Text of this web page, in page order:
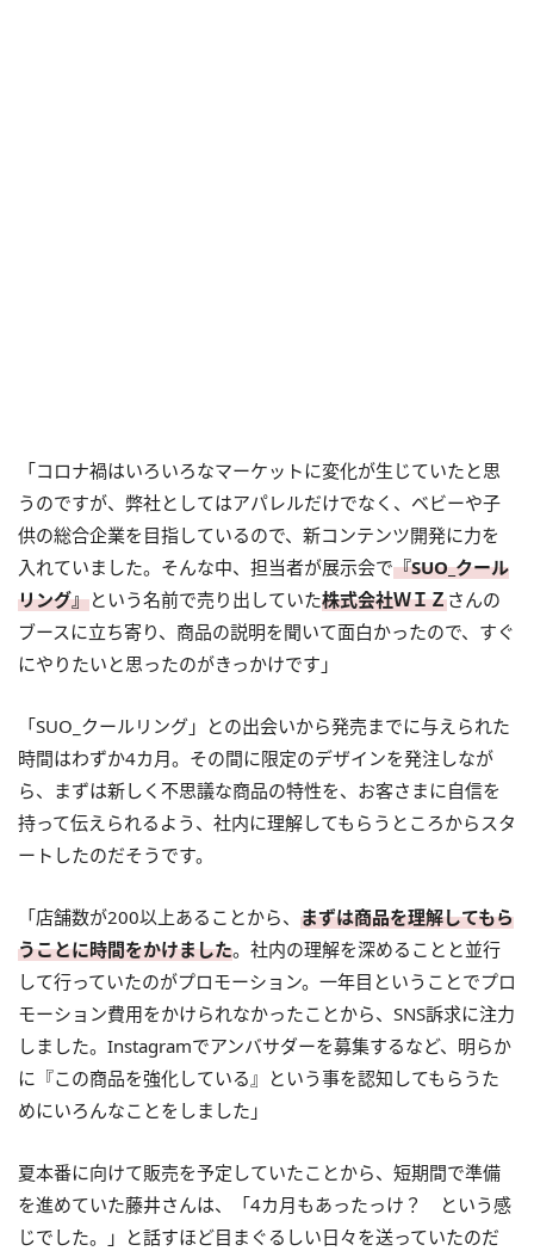
「コロナ禍はいろいろなマーケットに変化が生じていたと思
うのですが、弊社としてはアパレルだけでなく、ベビーや子
供の総合企業を目指しているので、新コンテンツ開発に力を
入れていました。そんな中、担当者が展示会で『SUO_クール
リング』という名前で売り出していた株式会社ＷＩＺさんの
ブースに立ち寄り、商品の説明を聞いて面白かったので、すぐ
にやりたいと思ったのがきっかけです」
「SUO_クールリング」との出会いから発売までに与えられた
時間はわずか4カ月。その間に限定のデザインを発注しなが
ら、まずは新しく不思議な商品の特性を、お客さまに自信を
持って伝えられるよう、社内に理解してもらうところからスタ
ートしたのだそうです。
「店舗数が200以上あることから、 まずは商品を理解してもら
うことに時間をかけました。社内の理解を深めることと並行
して行っていたのがプロモーション。一年目ということでプロ
モーション費用をかけられなかったことから、SNS訴求に注力
しました。Instagramでアンバサダーを募集するなど、明らか
に『この商品を強化している』という事を認知してもらうた
めにいろんなことをしました」
夏本番に向けて販売を予定していたことから、短期間で準備
を進めていた藤井さんは、「4カ月もあったっけ？ という感
じでした。」と話すほど目まぐるしい日々を送っていたのだ